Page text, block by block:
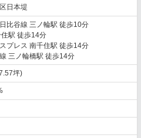
日本堤
比谷線 三ノ輪駅 徒歩10分
駅 徒歩14分
プレス 南千住駅 徒歩14分
三ノ輪橋駅 徒歩14分
坪)